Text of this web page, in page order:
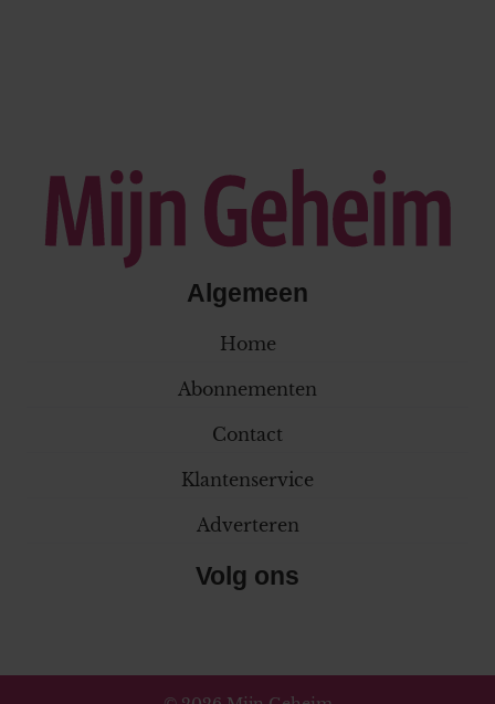
Algemeen
Home
Abonnementen
Contact
Klantenservice
Adverteren
Volg ons